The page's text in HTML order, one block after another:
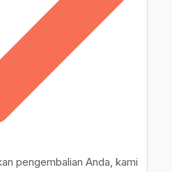
pengembalian Anda, kami